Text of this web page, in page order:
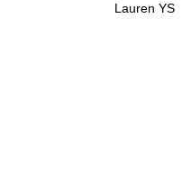
Lauren YS